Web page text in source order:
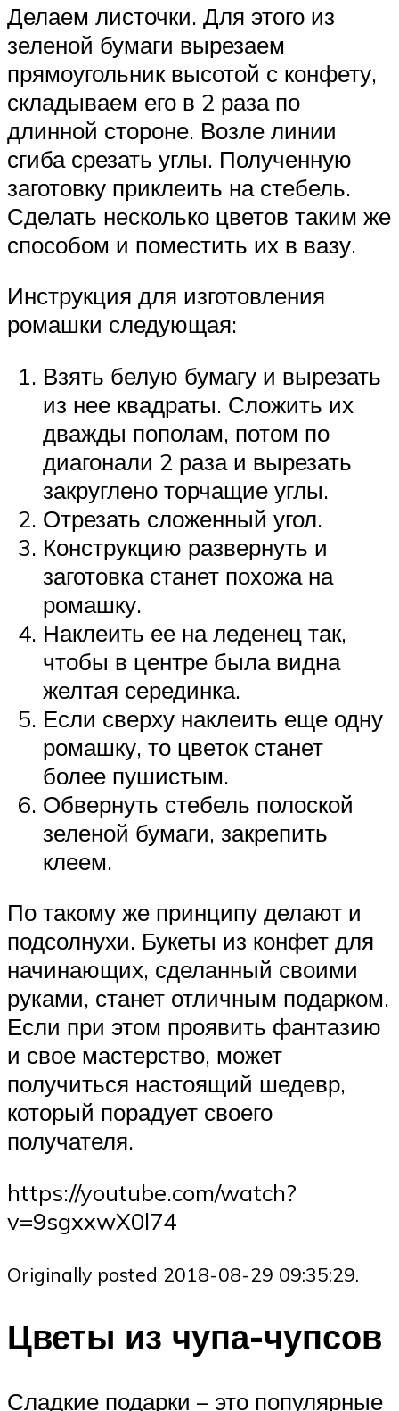
Делаем листочки. Для этого из
зеленой бумаги вырезаем
прямоугольник высотой с конфету,
складываем его в 2 раза по
длинной стороне. Возле линии
сгиба срезать углы. Полученную
заготовку приклеить на стебель.
Сделать несколько цветов таким же
способом и поместить их в вазу.
Инструкция для изготовления
ромашки следующая:
Взять белую бумагу и вырезать
из нее квадраты. Сложить их
дважды пополам, потом по
диагонали 2 раза и вырезать
закруглено торчащие углы.
Отрезать сложенный угол.
Конструкцию развернуть и
заготовка станет похожа на
ромашку.
Наклеить ее на леденец так,
чтобы в центре была видна
желтая серединка.
Если сверху наклеить еще одну
ромашку, то цветок станет
более пушистым.
Обвернуть стебель полоской
зеленой бумаги, закрепить
клеем.
По такому же принципу делают и
подсолнухи. Букеты из конфет для
начинающих, сделанный своими
руками, станет отличным подарком.
Если при этом проявить фантазию
и свое мастерство, может
получиться настоящий шедевр,
который порадует своего
получателя.
https://youtube.com/watch?
v=9sgxxwX0l74
Originally posted 2018-08-29 09:35:29.
Цветы из чупа-чупсов
Сладкие подарки – это популярные